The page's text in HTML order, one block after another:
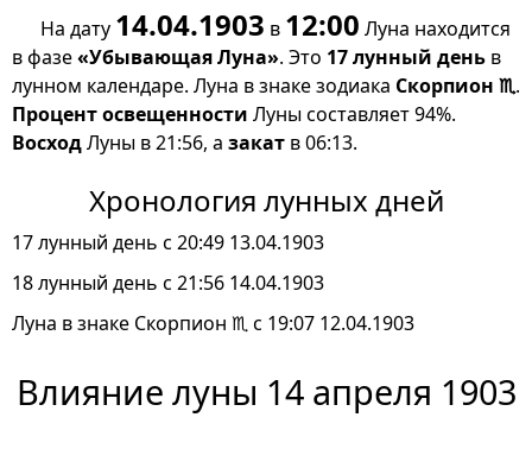
На дату 14.04.1903 в 12:00 Луна находится
в фазе«Убывающая Луна». Это 17 лунный день в
лунном календаре. Луна в знаке зодиака Скорпион ♏.
Процент освещенности Луны составляет 94%.
ВосходЛуны в 21:56, а закат в 06:13.
Хронология лунных дней
17 лунный день с 20:49 13.04.1903
18 лунный день с 21:56 14.04.1903
Луна в знаке Скорпион ♏ с 19:07 12.04.1903
Влияние луны 14 апреля 1903